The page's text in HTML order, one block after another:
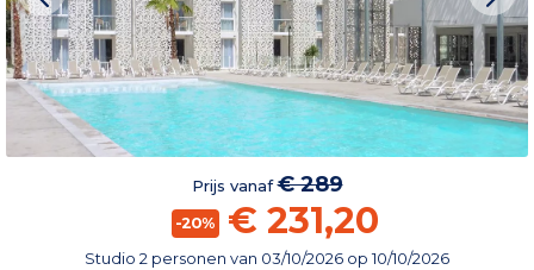
Prijs vanaf€ 289
-20% € 231,20
Studio 2 personen van 03/10/2026 op 10/10/2026